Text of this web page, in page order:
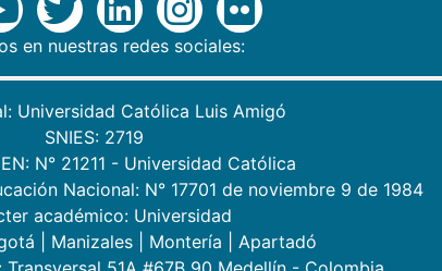
en nuestras redes sociales:
Universidad Católica Luis Amigó
SNIES: 2719
N° 21211 - Universidad Católica
Nacional: N° 17701 de noviembre 9 de 1984
académico: Universidad
Manizales Montería
Apartadó